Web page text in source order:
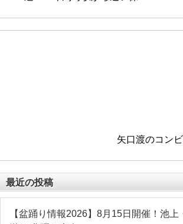
矢口渡のコン
最近の投稿
【盆踊り情報2026】8月15日開催！池上